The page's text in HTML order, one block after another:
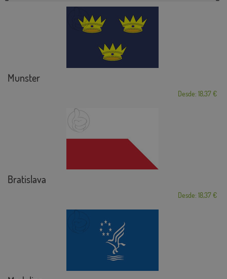
Munster
Desde: 18,37 €
Bratislava
Desde: 18,37 €